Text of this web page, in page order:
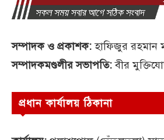
সম্পাদক ও প্রকাশক:হাফিজুর রহমান
সম্পাদকমণ্ডলীর সভাপতি:বীর
প্রধান কার্যালয় ঠিকানা